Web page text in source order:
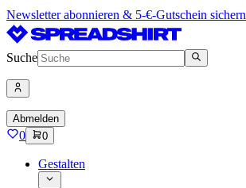
Newsletter abonnieren & 5-€-Gutschein sichern
Suche
Abmelden
0 0
Gestalten